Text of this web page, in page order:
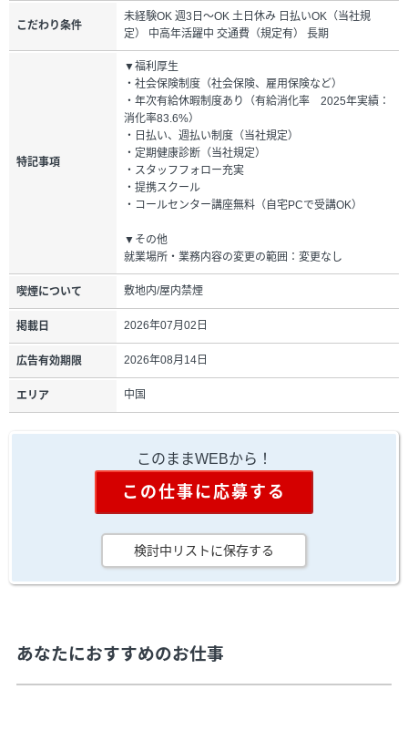
こだわり条件
未経験OK 週3日～OK 土日休み 日払いOK（当社規
定） 中高年活躍中 交通費（規定有） 長期
特記事項
▼福利厚生
・社会保険制度（社会保険、雇用保険など）
・年次有給休暇制度あり（有給消化率 2025年実績：
消化率83.6%）
・日払い、週払い制度（当社規定）
・定期健康診断（当社規定）
・スタッフフォロー充実
・提携スクール
・コールセンター講座無料（自宅PCで受講OK）
▼その他
就業場所・業務内容の変更の範囲：変更なし
喫煙について 敷地内/屋内禁煙
掲載日 2026年07月02日
広告有効期限 2026年08月14日
エリア 中国
このままWEBから！
この仕事に応募する
検討中リストに保存する
あなたにおすすめのお仕事